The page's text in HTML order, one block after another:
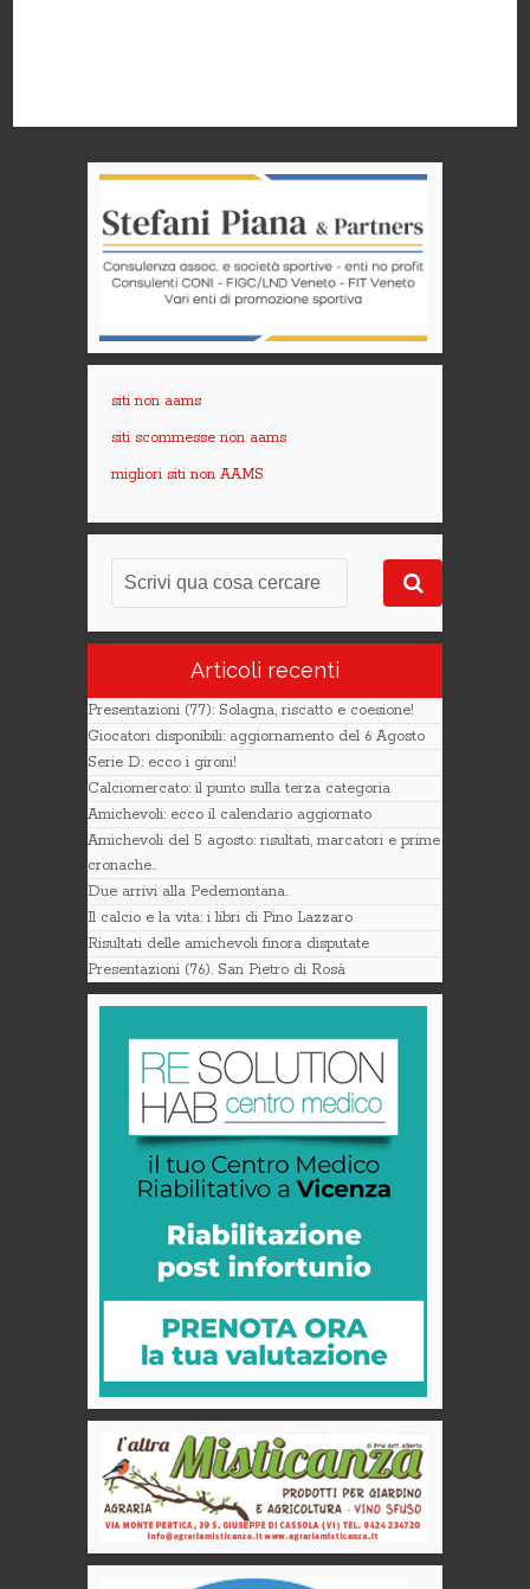
siti non aams
siti scommesse non aams
migliori siti non AAMS
Articoli recenti
Presentazioni (77): Solagna, riscatto e coesione!
Giocatori disponibili: aggiornamento del 6 Agosto
Serie D: ecco i gironi!
Calciomercato: il punto sulla terza categoria
Amichevoli: ecco il calendario aggiornato
Amichevoli del 5 agosto: risultati, marcatori e prime
cronache..
Due arrivi alla Pedemontana.
Il calcio e la vita: i libri di Pino Lazzaro
Risultati delle amichevoli finora disputate
Presentazioni (76). San Pietro di Rosà